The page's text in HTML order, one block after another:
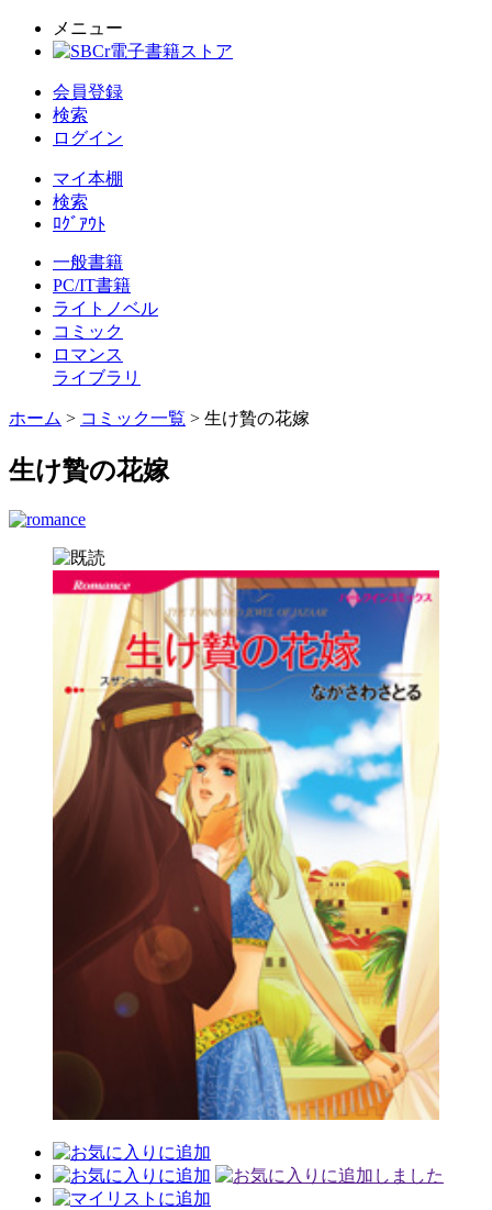
メニュー
会員登録
検索
ログイン
マイ本棚
検索
ﾛｸﾞｱｳﾄ
一般書籍
PC/IT書籍
ライトノベル
コミック
ロマンス
ライブラリ
ホーム > コミック一覧 > 生け贄の花嫁
生け贄の花嫁